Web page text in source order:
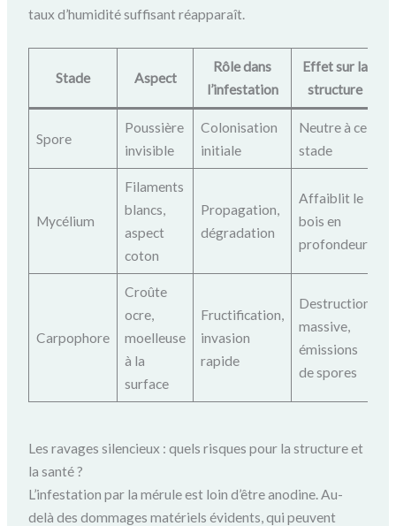
taux d’humidité suffisant réapparaît.
Stade Aspect
Rôle dans
l’infestation
Effet sur la
structure
Spore
Poussière
invisible
Colonisation
initiale
Neutre à ce
stade
Mycélium
Filaments
blancs,
aspect
coton
Propagation,
dégradation
Affaiblit le
bois en
profondeur
Carpophore
Croûte
ocre,
moelleuse
à la
surface
Fructification,
invasion
rapide
Destruction
massive,
émissions
de spores
Les ravages silencieux : quels risques pour la structure et
la santé ?
L’infestation par la mérule est loin d’être anodine. Au-
delà des dommages matériels évidents, qui peuvent